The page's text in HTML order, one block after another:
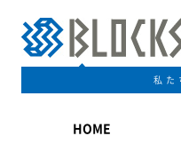
私た
HOME